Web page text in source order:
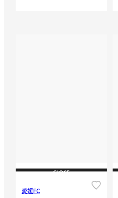
CLOSE
愛媛FC